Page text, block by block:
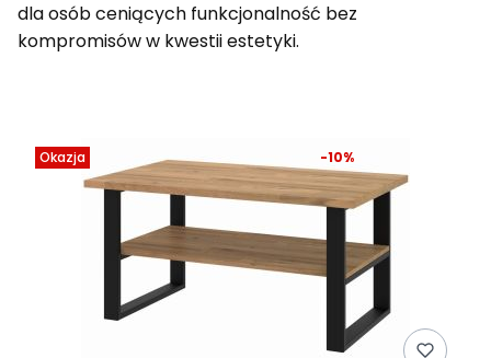
dla osób ceniących funkcjonalność bez
kompromisów w kwestii estetyki.
Okazja -10%